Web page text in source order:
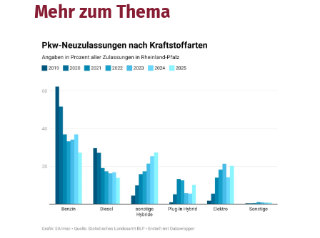
Mehr zum Thema